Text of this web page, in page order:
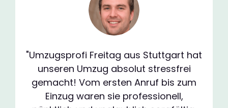
"Umzugsprofi Freitag aus Stuttgart hat
unseren Umzug absolut stressfrei
gemacht! Vom ersten Anruf bis zum
Einzug waren sie professionell,